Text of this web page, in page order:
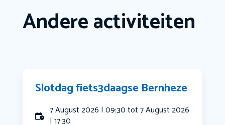
Andere activiteiten
Slotdag fiets3daagse Bernheze
7 August 2026 | 09:30 tot 7 August 2026
| 17:30